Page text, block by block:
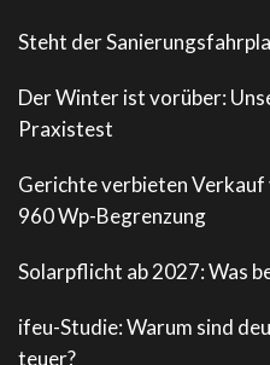
Steht der
Der Winter ist vorüber:
Praxistest
Gerichte verbieten Verkauf
960 Wp-Begrenzung
Solarpflicht ab 2027: Was
ifeu-Studie: Warum sind
teuer?